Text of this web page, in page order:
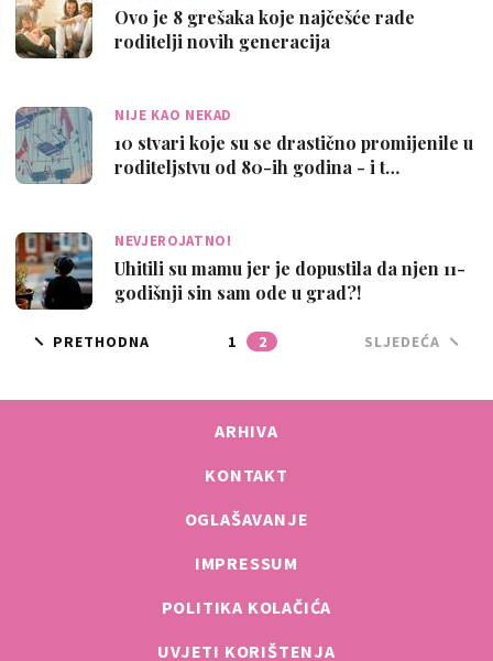
Ovo je 8 grešaka koje najčešće rade
roditelji novih generacija
NIJE KAO NEKAD
10 stvari koje su se drastično promijenile u
roditeljstvu od 80-ih godina - i t…
NEVJEROJATNO!
Uhitili su mamu jer je dopustila da njen 11-
godišnji sin sam ode u grad?!
PRETHODNA 1 2 SLJEDEĆA
ARHIVA
KONTAKT
OGLAŠAVANJE
IMPRESSUM
POLITIKA KOLAČIĆA
UVJETI KORIŠTENJA